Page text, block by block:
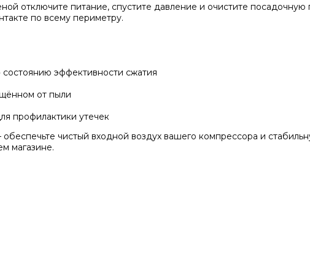
отключите питание, спустите давление и очистите
по всему периметру.
эффективности сжатия
от пыли
профилактики утечек
чистый входной воздух вашего компрессора и
магазине.